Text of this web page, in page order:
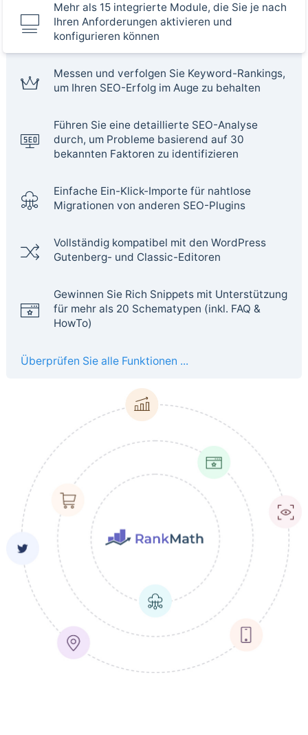
Mehr als 15 integrierte Module, die Sie je nach
Ihren Anforderungen aktivieren und
konfigurieren können
Messen und verfolgen Sie Keyword-Rankings,
um Ihren SEO-Erfolg im Auge zu behalten
Führen Sie eine detaillierte SEO-Analyse
durch, um Probleme basierend auf 30
bekannten Faktoren zu identifizieren
Einfache Ein-Klick-Importe für nahtlose
Migrationen von anderen SEO-Plugins
Vollständig kompatibel mit den WordPress
Gutenberg- und Classic-Editoren
Gewinnen Sie Rich Snippets mit Unterstützung
für mehr als 20 Schematypen (inkl. FAQ &
HowTo)
Überprüfen Sie alle Funktionen ...